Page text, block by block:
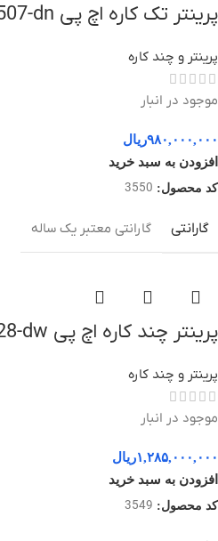
پرینتر تک کاره اچ پی M507-dn
پرینتر و چند کاره
موجود در انبار
۹۸۰,۰۰۰,۰۰۰ریال
افزودن به سبد خرید
کد محصول: 3550
گارانتی گارانتی معتبر یک ساله
پرینتر چند کاره اچ پی MFP M428-dw
پرینتر و چند کاره
موجود در انبار
۱,۲۸۵,۰۰۰,۰۰۰ریال
افزودن به سبد خرید
کد محصول: 3549